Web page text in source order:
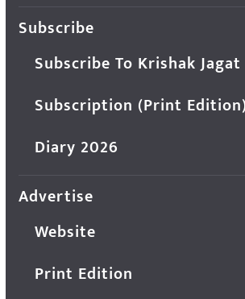
Subscribe
Subscribe To Krishak
Subscription (Print
Diary 2026
Advertise
Website
Print Edition